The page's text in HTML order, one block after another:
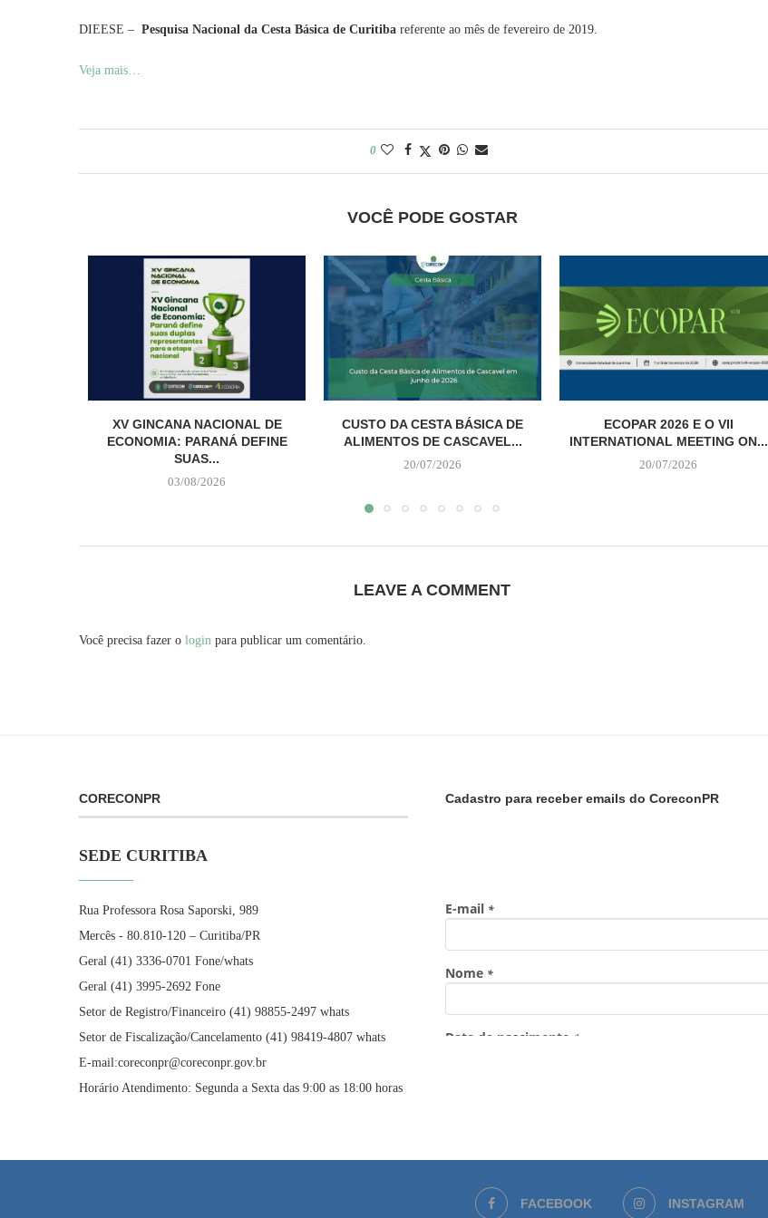
DIEESE – Pesquisa Nacional da Cesta Básica de Curitiba referente ao mês de fevereiro de 2019.
Veja mais…
0
VOCÊ PODE GOSTAR
XV GINCANA NACIONAL DE
ECONOMIA: PARANÁ DEFINE
SUAS...
03/08/2026
CUSTO DA CESTA BÁSICA DE
ALIMENTOS DE CASCAVEL...
20/07/2026
ECOPAR 2026 E O VII
INTERNATIONAL MEETING ON...
20/07/2026
LEAVE A COMMENT
Você precisa fazer o login para publicar um comentário.
CORECONPR
SEDE CURITIBA
Rua Professora Rosa Saporski, 989
Mercês - 80.810-120 – Curitiba/PR
Geral (41) 3336-0701 Fone/whats
Geral (41) 3995-2692 Fone
Setor de Registro/Financeiro (41) 98855-2497 whats
Setor de Fiscalização/Cancelamento (41) 98419-4807 whats
E-mail:coreconpr@coreconpr.gov.br
Horário Atendimento: Segunda a Sexta das 9:00 as 18:00 horas
Cadastro para receber emails do CoreconPR
FACEBOOK INSTAGRAM